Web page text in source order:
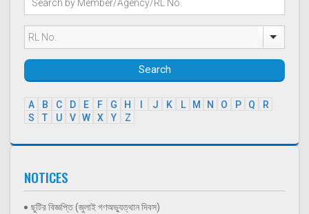
Search
A B C D E F G H J K L M N O P Q
R
S
T U V W X Y Z
NOTICES
ছুটির বিজ্ঞপ্তি (জুলাই গণঅভ্যুত্থান দিবস)